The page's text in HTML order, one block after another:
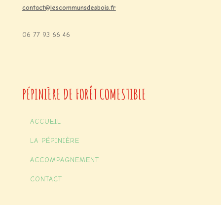
contact@lescommunsdesbois.fr
06 77 93 66 46
PÉPINIÈRE DE FORÊT COMESTIBLE
ACCUEIL
LA PÉPINIÈRE
ACCOMPAGNEMENT
CONTACT